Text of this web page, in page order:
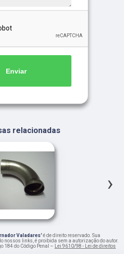
Enviar
relacionadas
›
Valadares" é de direito reservado. Sua
nossos links, é proibida sem a autorização do autor.
184 do Código Penal – Lei 9610/98 - Lei de direitos